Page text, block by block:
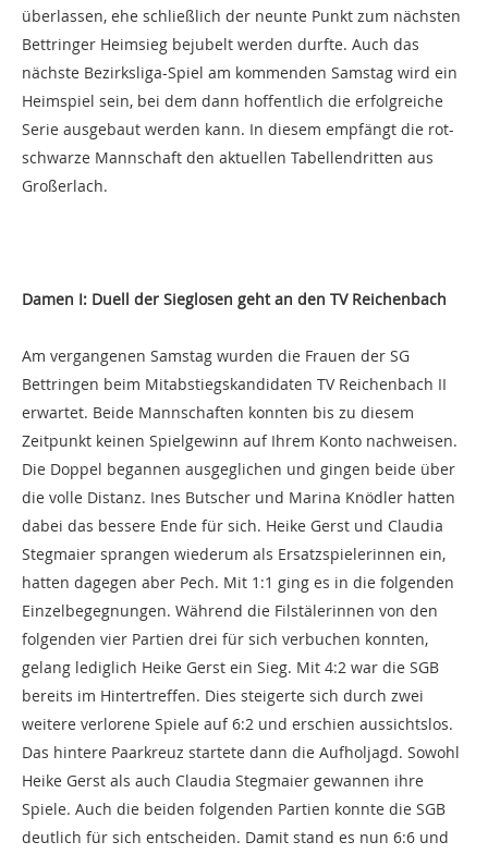
überlassen, ehe schließlich der neunte Punkt zum nächsten
Bettringer Heimsieg bejubelt werden durfte. Auch das
nächste Bezirksliga-Spiel am kommenden Samstag wird ein
Heimspiel sein, bei dem dann hoffentlich die erfolgreiche
Serie ausgebaut werden kann. In diesem empfängt die rot-
schwarze Mannschaft den aktuellen Tabellendritten aus
Großerlach.
Damen I: Duell der Sieglosen geht an den TV Reichenbach
Am vergangenen Samstag wurden die Frauen der SG
Bettringen beim Mitabstiegskandidaten TV Reichenbach II
erwartet. Beide Mannschaften konnten bis zu diesem
Zeitpunkt keinen Spielgewinn auf Ihrem Konto nachweisen.
Die Doppel begannen ausgeglichen und gingen beide über
die volle Distanz. Ines Butscher und Marina Knödler hatten
dabei das bessere Ende für sich. Heike Gerst und Claudia
Stegmaier sprangen wiederum als Ersatzspielerinnen ein,
hatten dagegen aber Pech. Mit 1:1 ging es in die folgenden
Einzelbegegnungen. Während die Filstälerinnen von den
folgenden vier Partien drei für sich verbuchen konnten,
gelang lediglich Heike Gerst ein Sieg. Mit 4:2 war die SGB
bereits im Hintertreffen. Dies steigerte sich durch zwei
weitere verlorene Spiele auf 6:2 und erschien aussichtslos.
Das hintere Paarkreuz startete dann die Aufholjagd. Sowohl
Heike Gerst als auch Claudia Stegmaier gewannen ihre
Spiele. Auch die beiden folgenden Partien konnte die SGB
deutlich für sich entscheiden. Damit stand es nun 6:6 und